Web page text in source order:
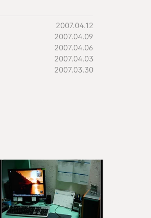
2007.04.12
2007.04.09
2007.04.06
2007.04.03
2007.03.30